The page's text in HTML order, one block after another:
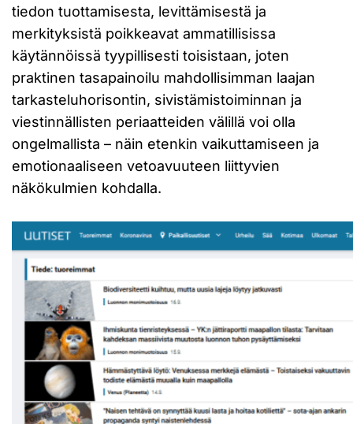
tiedon tuottamisesta, levittämisestä ja
merkityksistä poikkeavat ammatillisissa
käytännöissä tyypillisesti toisistaan, joten
praktinen tasapainoilu mahdollisimman laajan
tarkasteluhorisontin, sivistämistoiminnan ja
viestinnällisten periaatteiden välillä voi olla
ongelmallista – näin etenkin vaikuttamiseen ja
emotionaaliseen vetoavuuteen liittyvien
näkökulmien kohdalla.